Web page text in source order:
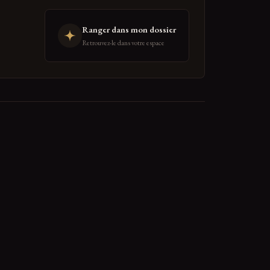
Ranger dans mon dossier
Retrouvez-le dans votre espace